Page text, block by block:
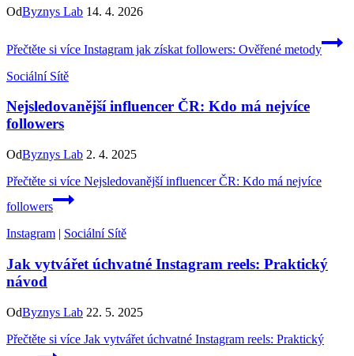
OdByznys Lab 14. 4. 2026
Přečtěte si více Instagram jak získat followers: Ověřené metody
Sociální Sítě
Nejsledovanější influencer ČR: Kdo má nejvíce
followers
OdByznys Lab 2. 4. 2025
Přečtěte si více Nejsledovanější influencer ČR: Kdo má nejvíce
followers
Instagram | Sociální Sítě
Jak vytvářet úchvatné Instagram reels: Praktický
návod
OdByznys Lab 22. 5. 2025
Přečtěte si více Jak vytvářet úchvatné Instagram reels: Praktický